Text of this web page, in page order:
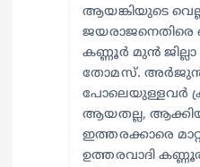
ആയങ്കിയുടെ
ജയരാജനെതിരെ
കണ്ണൂർ മുൻ
തോമസ്. അർജുൻ
പോലെയുള്ളവർ
ആയതല്ല,
ഇത്തരക്കാരെ
ഉത്തരവാദി